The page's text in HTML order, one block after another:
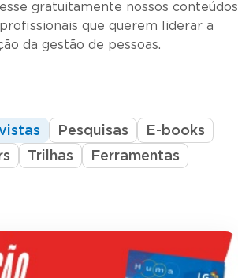
gratuitamente nossos conteúdos
que querem liderar a
da gestão de pessoas.
Pesquisas
E-books
Trilhas Ferramentas